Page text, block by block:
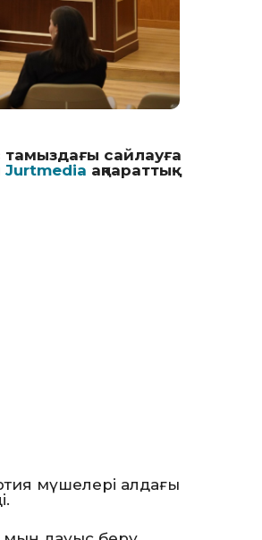
тамыздағы сайлауға
Jurtmedia ақпараттық-
мүшелері алдағы